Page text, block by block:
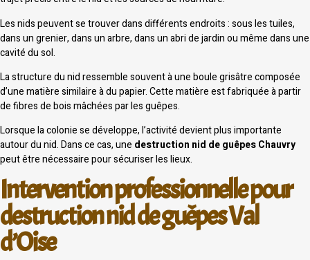
Les nids peuvent se trouver dans différents endroits : sous les tuiles,
dans un grenier, dans un arbre, dans un abri de jardin ou même dans une
cavité du sol.
La structure du nid ressemble souvent à une boule grisâtre composée
d’une matière similaire à du papier. Cette matière est fabriquée à partir
de fibres de bois mâchées par les guêpes.
Lorsque la colonie se développe, l’activité devient plus importante
autour du nid. Dans ce cas, une destruction nid de guêpes Chauvry
peut être nécessaire pour sécuriser les lieux.
Intervention professionnelle pour
destruction nid de guêpes Val
d’Oise